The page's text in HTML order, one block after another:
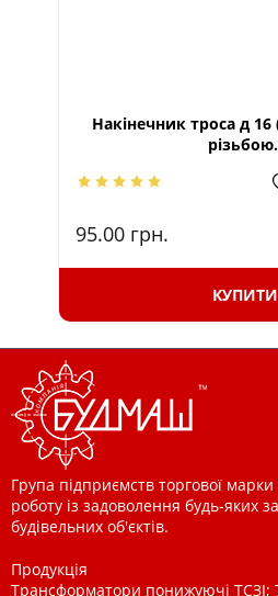
Накінечник троса д
95.00 грн.
КУПИТИ
Група підприємств торгової
роботу із задоволення будь-яких
будівельних об'єктів.
Продукція
Трансформатори понижуючі